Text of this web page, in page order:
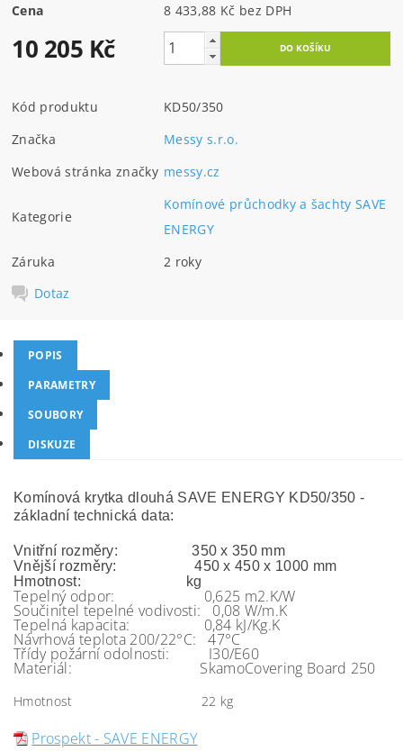
Cena 8 433,88 Kč bez DPH
10 205 Kč
Kód produktu
KD50/350
Značka
Messy s.r.o.
Webová stránka značky messy.cz
Kategorie
Komínové průchodky a šachty SAVE
ENERGY
Záruka
2 roky
Dotaz
POPIS
PARAMETRY
SOUBORY
DISKUZE
Komínová krytka dlouhá SAVE ENERGY KD50/350 -
základní technická data:
Vnitřní rozměry: 350 x 350 mm
Vnější rozměry: 450 x 450 x 1000 mm
Hmotnost: kg
Tepelný odpor: 0,625 m2.K/W
Součinitel tepelné vodivosti: 0,08 W/m.K
Tepelná kapacita: 0,84 kJ/Kg.K
Návrhová teplota 200/22°C: 47°C
Třídy požární odolnosti: I30/E60
Materiál: SkamoCovering Board 250
Hmotnost 22 kg
Prospekt - SAVE ENERGY